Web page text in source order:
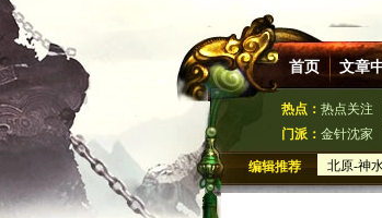
首页 文章
热点： 热点关注
门派： 金针沈家
编辑推荐
北原-神
北原-荒